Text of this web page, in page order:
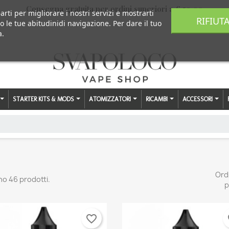
Consegna gratuita per ordini superiori a € 59,00
STARTER KITS & MODS ATOMIZZATORI RICAMBI ACCESSORI
46 prodotti.
favorite_border
per migliorare i nostri servizi e mostrarti
le tue abitudinidi navigazione. Per dare il tuo